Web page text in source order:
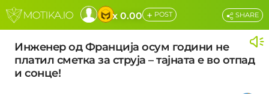
x 0.00 + POST
Инженер од Франција осум години не
платил сметка за струја – тајната е во отпад
и сонце!
SHARE